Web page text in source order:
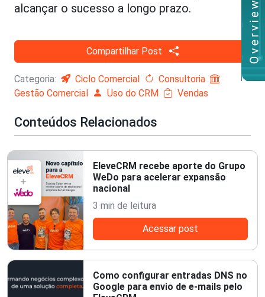
alcançar o sucesso a longo prazo.
Compartilhar Post
Categoria: Ciclo Comercial
Consultoria
Gestão Comercial
Uso do CRM Vendas
Conteúdos Relacionados
EleveCRM recebe aporte do Grupo
WeDo para acelerar expansão
nacional
3 min de leitura
Acessar post
Como configurar entradas DNS no
Google para envio de e-mails pelo